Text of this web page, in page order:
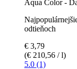
Aqua Color -
odtieňoch
€ 3,79
(€ 210,56 / l)
5.0 (1)